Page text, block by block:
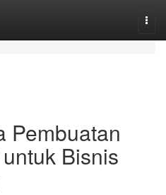
Pembuatan
Bisnis